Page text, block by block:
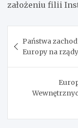
założeniu filii
wpisu
Państwa
Europy na